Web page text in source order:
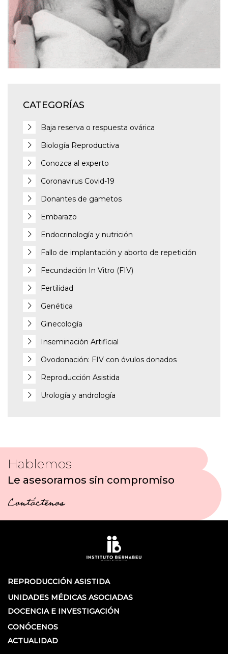
CATEGORÍAS
Baja reserva o respuesta ovárica
Biología Reproductiva
Conozca al experto
Coronavirus Covid-19
Donantes de gametos
Embarazo
Endocrinología y nutrición
Fallo de implantación y aborto de repetición
Fecundación In Vitro (FIV)
Fertilidad
Genética
Ginecología
Inseminación Artificial
Ovodonación: FIV con óvulos donados
Reproducción Asistida
Urología y andrología
Hablemos
Le asesoramos sin compromiso
Contáctenos
REPRODUCCIÓN ASISTIDA
UNIDADES MÉDICAS ASOCIADAS
DOCENCIA E INVESTIGACIÓN
CONÓCENOS
ACTUALIDAD